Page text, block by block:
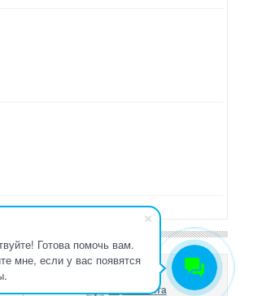
Готова помочь вам.
мне, если у вас появятся
Карта сайта